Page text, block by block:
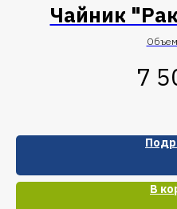
Чайник
7
В